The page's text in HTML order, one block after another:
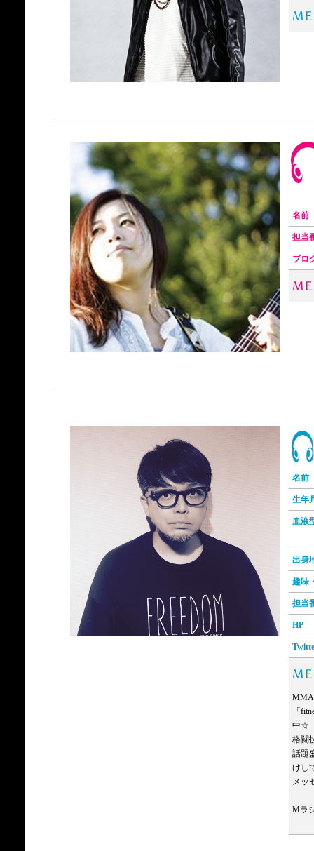
名前
担
ブロ
名前
生年
血液
出身
趣味
担当
HP
「
中☆
格闘
話題
けし
メッ
Mラ